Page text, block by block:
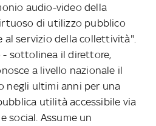
audio-video della
di utilizzo pubblico
al servizio della collettività".
- sottolinea il direttore,
a livello nazionale il
negli ultimi anni per una
utilità accessibile via
social. Assume un